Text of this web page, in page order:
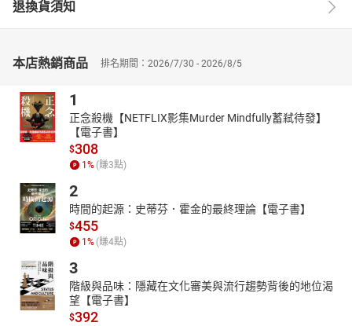
退換貨須知
本店熱銷商品 排名期間：2026/7/30 - 2026/8/5
1
正念殺機【NETFLIX影集Murder Mindfully蓄弒待發】
【電子書】
$308
1% (賺3點)
2
時間的起源：史蒂芬．霍金的最終理論【電子書】
$455
1% (賺4點)
3
階級與品味：隱藏在文化審美與流行趨勢背後的地位渴
望【電子書】
$392